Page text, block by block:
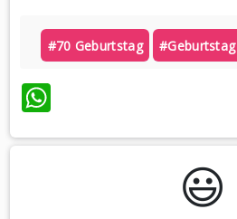
#70 Geburtstag #geburtstag
WhatsApp
😃️